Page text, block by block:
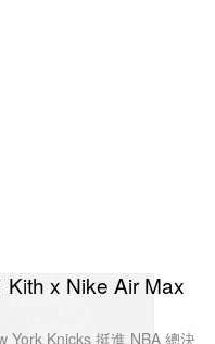
x Nike Air Max
York Knicks 挺進 NBA 總決